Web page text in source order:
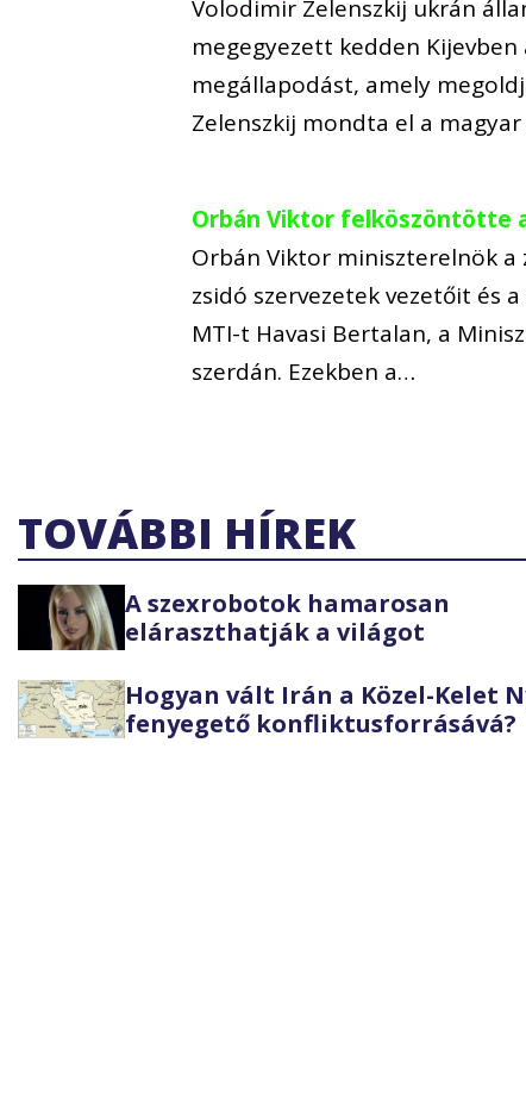
Volodimir Zelenszkij ukrán
megegyezett kedden
megállapodást, amely
Zelenszkij mondta el a
Orbán Viktor felköszöntötte
Orbán Viktor miniszterelnök
zsidó szervezetek vezetőit és
MTI-t Havasi Bertalan, a
szerdán. Ezekben a…
TOVÁBBI HÍREK
A szexrobotok hamarosan
eláraszthatják a világot
Hogyan vált Irán a Közel-Kelet
fenyegető konfliktusforrásává?